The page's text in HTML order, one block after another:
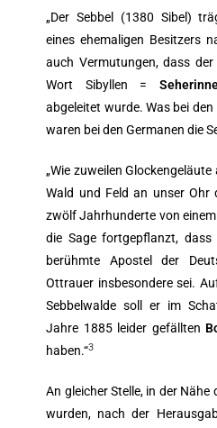
„Der Sebbel (1380 Sibel)
eines ehemaligen Besitzers
auch Vermutungen, dass der
Wort Sibyllen =
abgeleitet wurde. Was bei
waren bei den Germanen die
„Wie zuweilen
Wald und Feld an unser
zwölf Jahrhunderte von
die Sage fortgepflanzt, dass
berühmte Apostel der
Ottrauer insbesondere sei.
Sebbelwalde soll er im
Jahre 1885 leider gefällten
haben.“3
An gleicher Stelle, in der
wurden, nach der